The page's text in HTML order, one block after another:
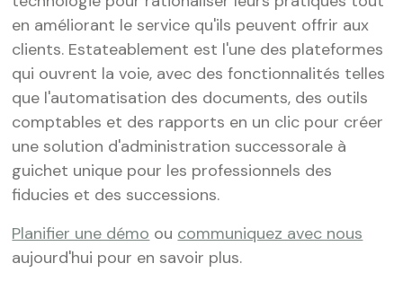
en améliorant le service qu'ils peuvent offrir aux
clients. Estateablement est l'une des plateformes
qui ouvrent la voie, avec des fonctionnalités telles
que l'automatisation des documents, des outils
comptables et des rapports en un clic pour créer
une solution d'administration successorale à
guichet unique pour les professionnels des
fiducies et des successions.
Planifier une démo ou communiquez avec nous
aujourd'hui pour en savoir plus.